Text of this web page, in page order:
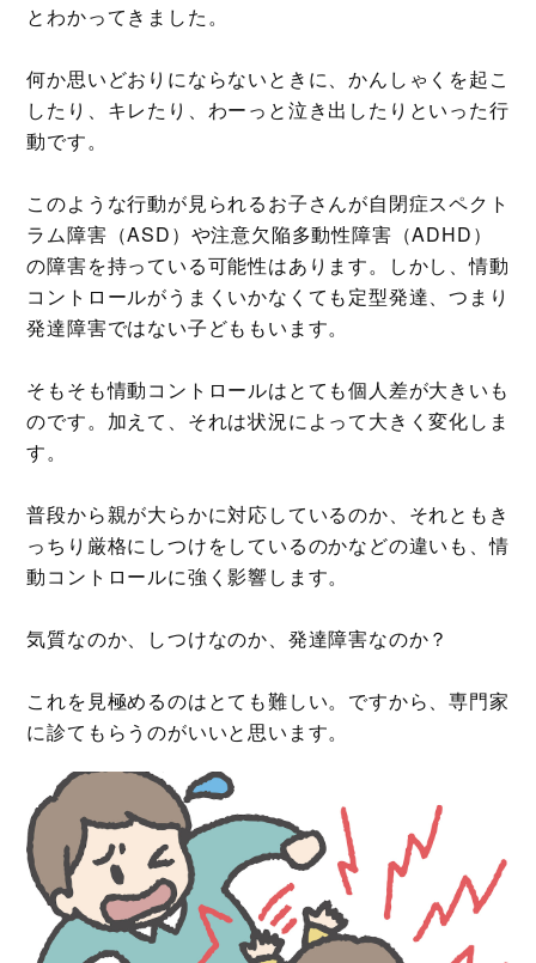
とわかってきました。
何か思いどおりにならないときに、かんしゃくを起こ
したり、キレたり、わーっと泣き出したりといった行
動です。
このような行動が見られるお子さんが自閉症スペクト
ラム障害（ASD）や注意欠陥多動性障害（ADHD）
の障害を持っている可能性はあります。しかし、情動
コントロールがうまくいかなくても定型発達、つまり
発達障害ではない子どももいます。
そもそも情動コントロールはとても個人差が大きいも
のです。加えて、それは状況によって大きく変化しま
す。
普段から親が大らかに対応しているのか、それともき
っちり厳格にしつけをしているのかなどの違いも、情
動コントロールに強く影響します。
気質なのか、しつけなのか、発達障害なのか？
これを見極めるのはとても難しい。ですから、専門家
に診てもらうのがいいと思います。